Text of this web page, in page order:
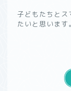
子どもたちと
たいと思います。